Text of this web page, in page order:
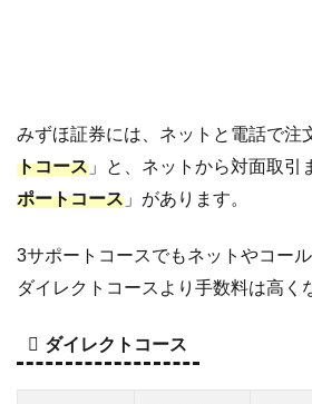
みずほ証券には、ネットと電話で注
トコース 」と、ネットから対面取引
ポートコース 」があります。
3サポートコースでもネットやコー
ダイレクトコースより手数料は高く
ダイレクトコース